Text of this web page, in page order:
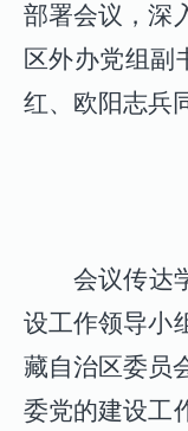
部署会议，深
区外办党组副
红、欧阳志兵
会议传达
设工作领导小
藏自治区委员
委党的建设工